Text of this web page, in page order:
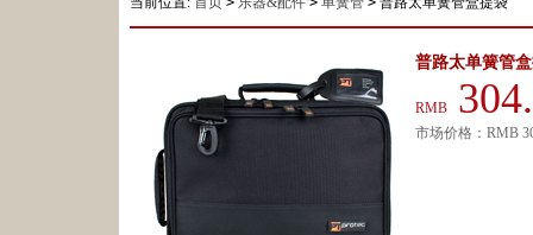
普路太单簧管
RMB
市场价格： RMB